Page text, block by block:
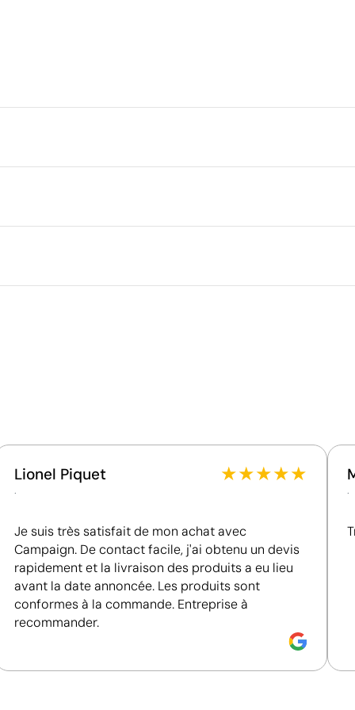
Emballage
Quantité par boîte
en toile personnalisés Sacs en coton publicitaires
4 couleurs
Position:position 5
maximum 4 couleurs
La certification GOTS vérifie les critères
environnementaux et sociaux des produits textiles
biologiques.
Lionel Piquet
.
★★★★★
Je suis très satisfait de mon achat avec
Campaign. De contact facile, j'ai obtenu un devis
rapidement et la livraison des produits a eu lieu
avant la date annoncée. Les produits sont
conformes à la commande. Entreprise à
recommander.
.